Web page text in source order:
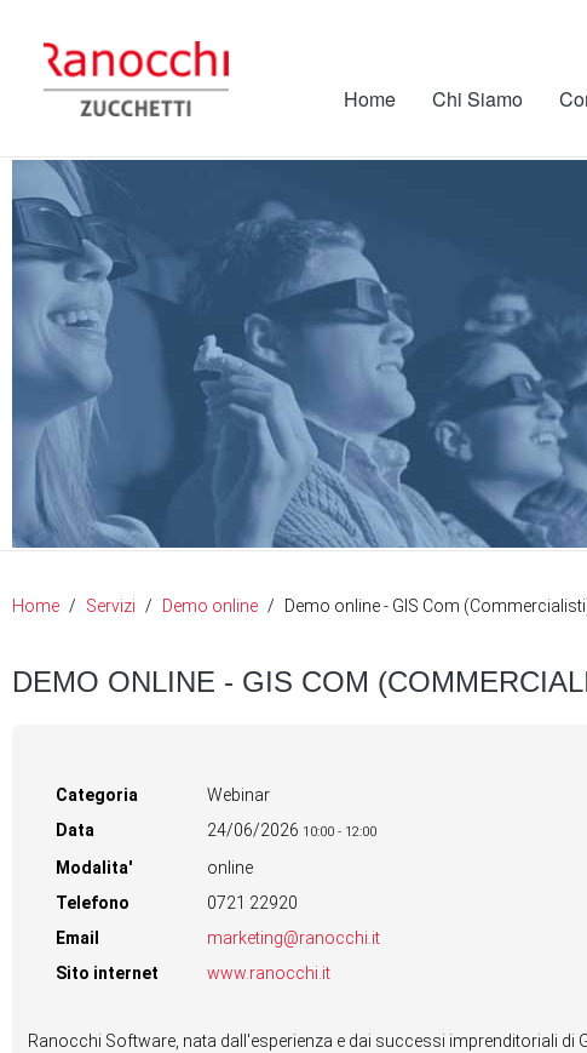
Home Chi Siamo
Home Servizi Demo online Demo online - GIS Com
DEMO ONLINE - GIS COM
Categoria
Webinar
Data
24/06/2026 10:00 - 12:00
Modalita'
online
Telefono
0721 22920
Email
marketing@ranocchi.it
Sito internet
www.ranocchi.it
Ranocchi Software, nata dall'esperienza e dai successi imprenditoriali